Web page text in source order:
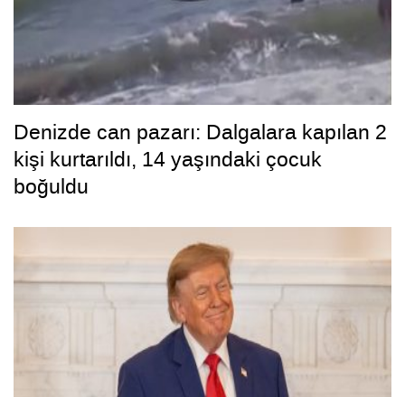
Denizde can pazarı: Dalgalara kapılan 2
kişi kurtarıldı, 14 yaşındaki çocuk
boğuldu